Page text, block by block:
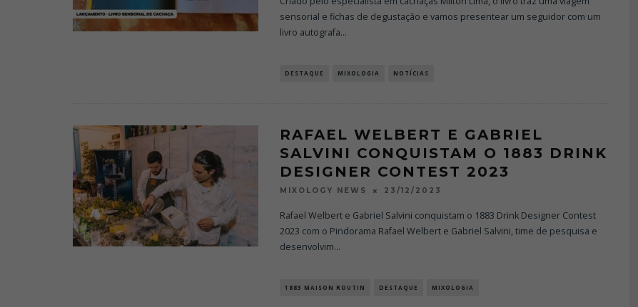
sensorial e fichas de degustação e vamos presentear um seguidor com um
livro autografa...
DESTAQUE MIXOLOGIA NOTÍCIAS
RAFAEL WELBERT E GABRIEL
SALVINI CONQUISTAM O 1883 DRINK
DESIGNER CONTEST 2023
MIXOLOGY NEWS 23/12/2023
Rafael Welbert e Gabriel Salvini conquistam o 1883 Drink Designer Contest
2023 com o Pindorama Rafael Welbert e Gabriel Salvini, time de pesquisa e
desenvolvim...
1883 MAISON ROUTIN DESTAQUE MIXOLOGIA